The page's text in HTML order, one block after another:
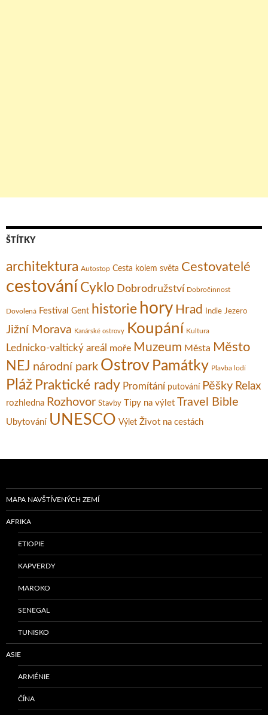
ŠTÍTKY
architektura Autostop Cesta kolem světa Cestovatelé
cestování Cyklo Dobrodružství Dobročinnost
Dovolená Festival Gent historie hory Hrad Indie Jezero
Jižní Morava Kanárské ostrovy Koupání Kultura
Lednicko-valtický areál moře Muzeum Města Město
NEJ národní park Ostrov Památky Plavba lodí
Pláž Praktické rady Promítání putování Pěšky Relax
rozhledna Rozhovor Stavby Tipy na výlet Travel Bible
Ubytování UNESCO Výlet Život na cestách
MAPA NAVŠTÍVENÝCH ZEMÍ
AFRIKA
ETIOPIE
KAPVERDY
MAROKO
SENEGAL
TUNISKO
ASIE
ARMÉNIE
ČÍNA